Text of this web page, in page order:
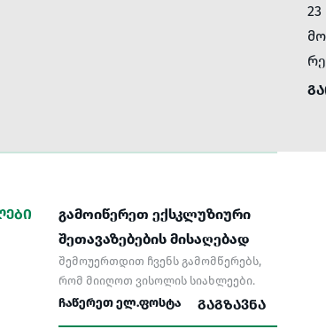
გამოიწერეთ ექსკლუზიური
შეთავაზებების მისაღებად
შემოუერთდით ჩვენს გამომწერებს,
რომ მიიღოთ ვისოლის სიახლეები.
ᲒᲐᲒᲖᲐᲕᲜᲐ